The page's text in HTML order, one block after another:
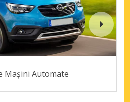
Mașini Automate